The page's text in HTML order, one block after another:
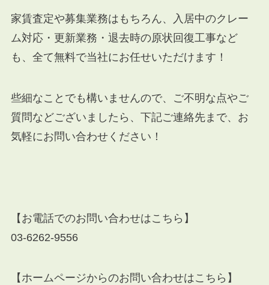
家賃査定や募集業務はもちろん、入居中のクレー
ム対応・更新業務・退去時の原状回復工事など
も、全て無料で当社にお任せいただけます！
些細なことでも構いませんので、ご不明な点やご
質問などございましたら、下記ご連絡先まで、お
気軽にお問い合わせください！
【お電話でのお問い合わせはこちら】
03-6262-9556
【ホームページからのお問い合わせはこちら】